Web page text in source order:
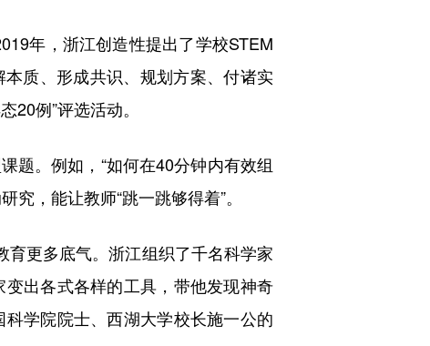
年，浙江创造性提出了学校STEM
质、形成共识、规划方案、付诸实
例”评选活动。
。例如，“如何在40分钟内有效组
，能让教师“跳一跳够得着”。
更多底气。浙江组织了千名科学家
出各式各样的工具，带他发现神奇
学院院士、西湖大学校长施一公的